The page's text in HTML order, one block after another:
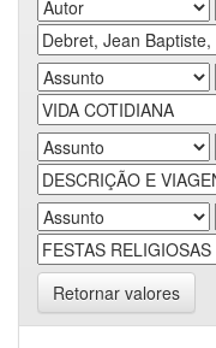
Retornar valores